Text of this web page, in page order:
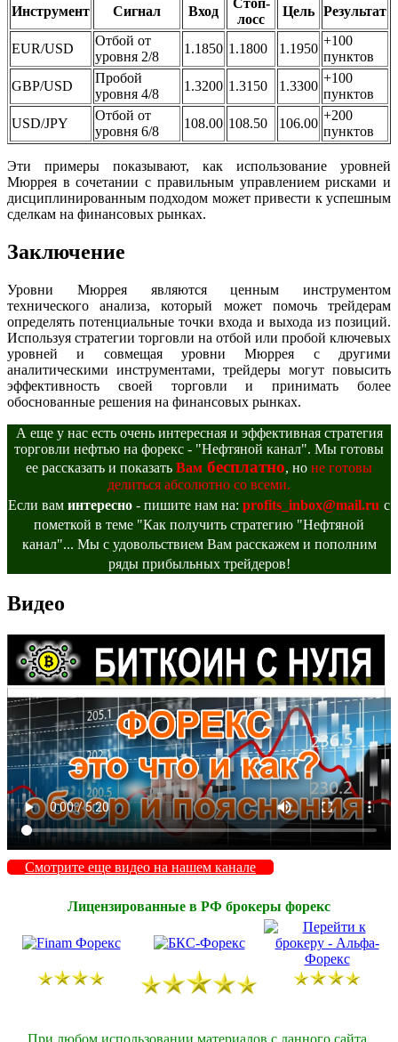
Инструмент Сигнал Вход
лосс
Цель Результат
EUR/USD
Отбой от
уровня 2/8
1.1850 1.1800 1.1950
+100
пунктов
GBP/USD
Пробой
уровня 4/8
1.3200 1.3150 1.3300
+100
пунктов
USD/JPY
Отбой от
уровня 6/8
108.00 108.50 106.00
+200
пунктов
Эти примеры показывают, как использование уровней
Мюррея в сочетании с правильным управлением рисками и
дисциплинированным подходом может привести к успешным
сделкам на финансовых рынках.
Заключение
Уровни Мюррея являются ценным инструментом
технического анализа, который может помочь трейдерам
определять потенциальные точки входа и выхода из позиций.
Используя стратегии торговли на отбой или пробой ключевых
уровней и совмещая уровни Мюррея с другими
аналитическими инструментами, трейдеры могут повысить
эффективность своей торговли и принимать более
обоснованные решения на финансовых рынках.
А еще у нас есть очень интересная и эффективная стратегия
торговли нефтью на форекс - "Нефтяной канал". Мы готовы
ее рассказать и показать Вам бесплатно, но не готовы
делиться абсолютно со всеми.
Если вам интересно - пишите нам на: profits_inbox@mail.ru с
пометкой в теме "Как получить стратегию "Нефтяной
канал"... Мы с удовольствием Вам расскажем и пополним
ряды прибыльных трейдеров!
Видео
Смотрите еще видео на нашем канале
Лицензированные в РФ брокеры форекс
При любом использовании материалов с данного сайта,